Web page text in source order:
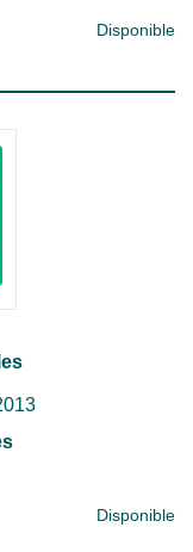
Disponible
Disponible